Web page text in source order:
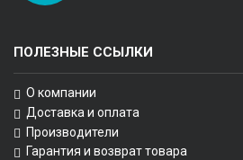
ПОЛЕЗНЫЕ ССЫЛКИ
О компании
Доставка и оплата
Производители
Гарантия и возврат товара